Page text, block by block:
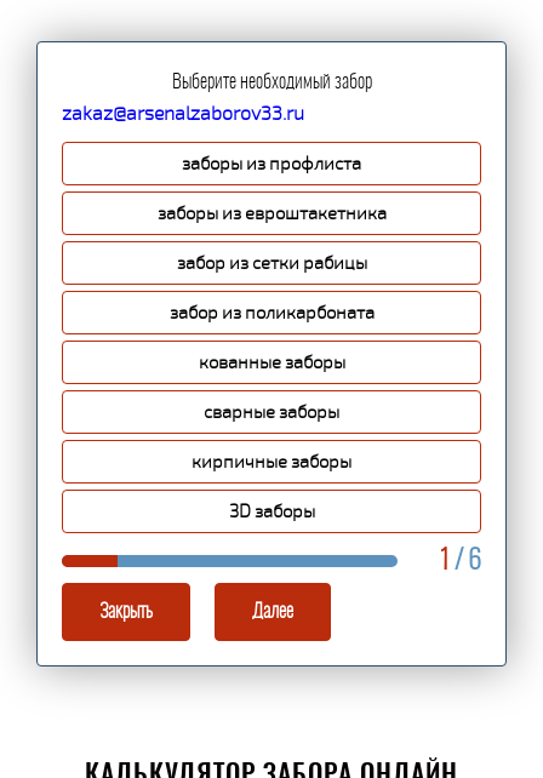
Выберите необходимый забор
zakaz@arsenalzaborov33.ru
заборы из профлиста
заборы из евроштакетника
забор из сетки рабицы
забор из поликарбоната
кованные заборы
сварные заборы
кирпичные заборы
3D заборы
1 / 6
Закрыть Далее